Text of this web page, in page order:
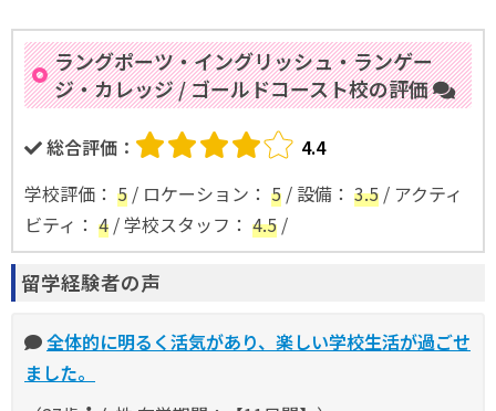
ラングポーツ・イングリッシュ・ランゲー
ジ・カレッジ / ゴールドコースト校の評価
総合評価：
4.4
学校評価 ： 5 / ロケーション ： 5 / 設備 ： 3.5 / アクティ
ビティ ： 4 /学校スタッフ ： 4.5 /
留学経験者の声
全体的に明るく活気があり、楽しい学校生活が過ごせ
ました。